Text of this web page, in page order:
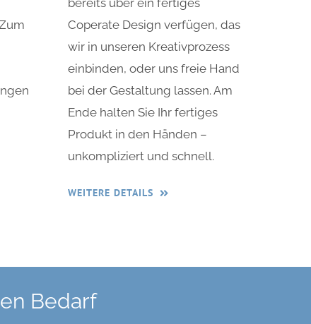
bereits über ein fertiges
Coperate Design verfügen, das
wir in unseren Kreativprozess
einbinden, oder uns freie Hand
bei der Gestaltung lassen. Am
Ende halten Sie Ihr fertiges
Produkt in den Händen –
unkompliziert und schnell.
WEITERE DETAILS
Bedarf